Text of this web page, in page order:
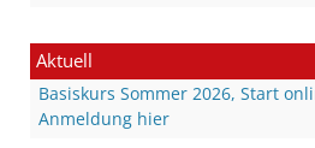
Aktuell
Basiskurs Sommer 2026, Start
Anmeldung hier